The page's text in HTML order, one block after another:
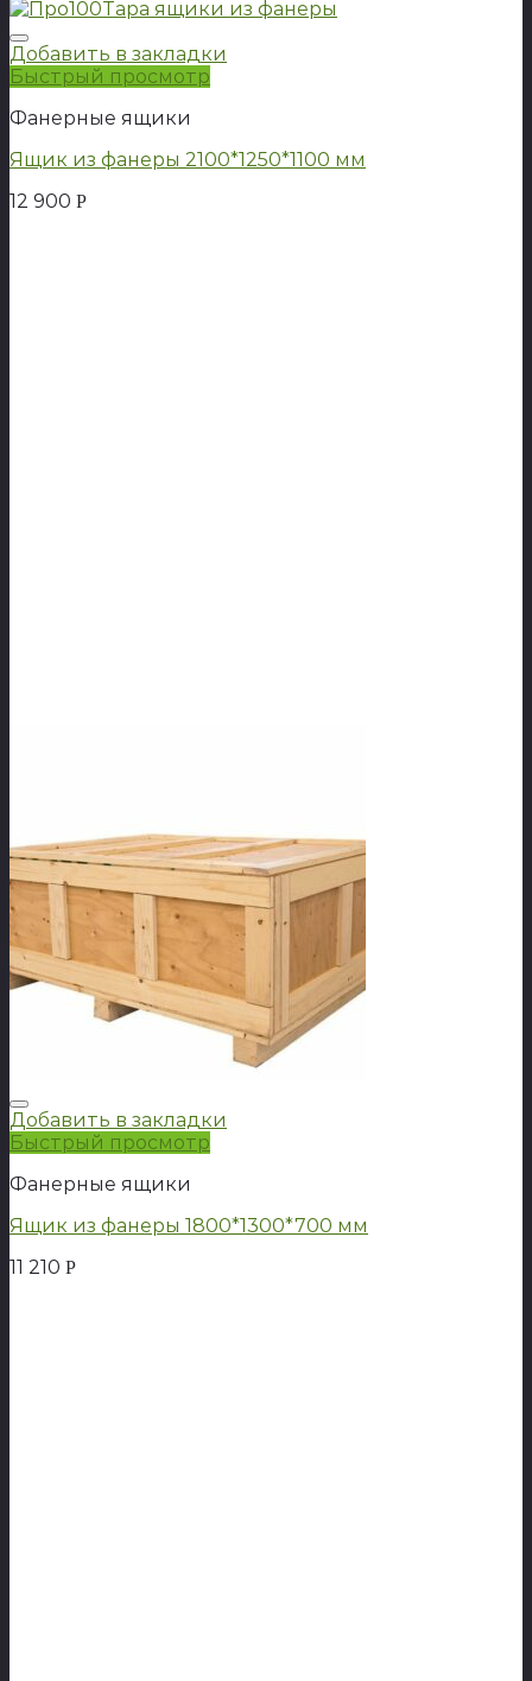
Добавить в закладки
Быстрый просмотр
Фанерные ящики
Ящик из фанеры 2100*1250*1100 мм
12 900 Р
Добавить в закладки
Быстрый просмотр
Фанерные ящики
Ящик из фанеры 1800*1300*700 мм
11 210 Р